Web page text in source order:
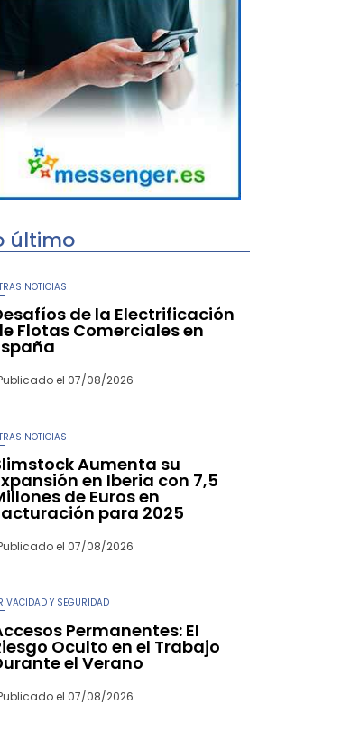
último
NOTICIAS
de la Electrificación
Flotas Comerciales en
el 07/08/2026
NOTICIAS
Aumenta su
en Iberia con 7,5
de Euros en
para 2025
el 07/08/2026
Y SEGURIDAD
Permanentes: El
Oculto en el Trabajo
el Verano
el 07/08/2026